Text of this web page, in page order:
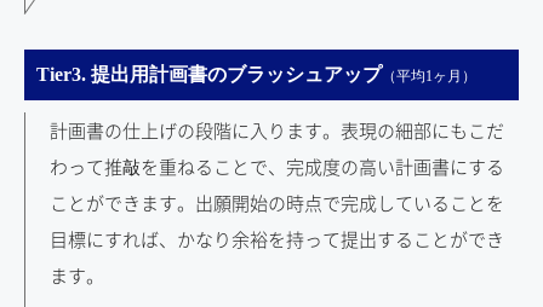
Tier3. 提出用計画書のブラッシュアップ （平均1ヶ月）
計画書の仕上げの段階に入ります。表現の細部にもこだ
わって推敲を重ねることで、完成度の高い計画書にする
ことができます。出願開始の時点で完成していることを
目標にすれば、かなり余裕を持って提出することができ
ます。